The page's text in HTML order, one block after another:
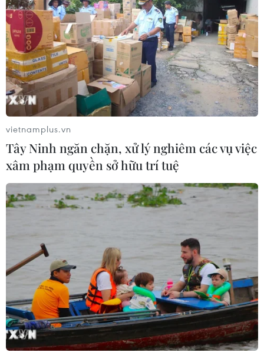
TIN CÙNG CHUYÊN MỤC
Chuyên gia Australia: Quan hệ Việt
Nam-Australia có độ tin cậy chính trị
cao
08/08/2026 05:27
vietnamplus.vn
Tây Ninh ngăn chặn, xử lý nghiêm các vụ việc
xâm phạm quyền sở hữu trí tuệ